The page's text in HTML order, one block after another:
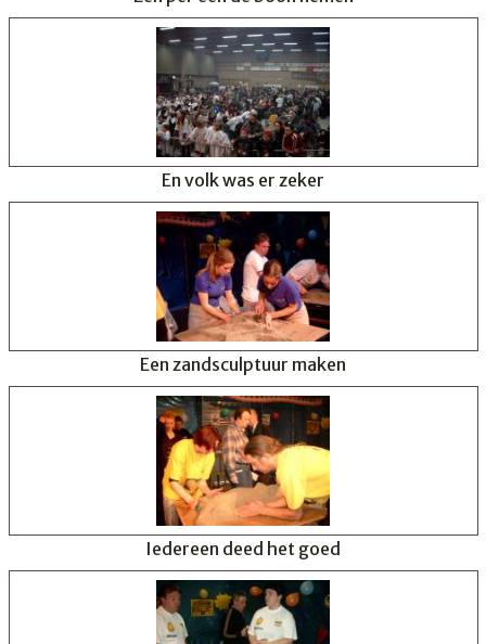
En volk was er zeker
Een zandsculptuur maken
Iedereen deed het goed